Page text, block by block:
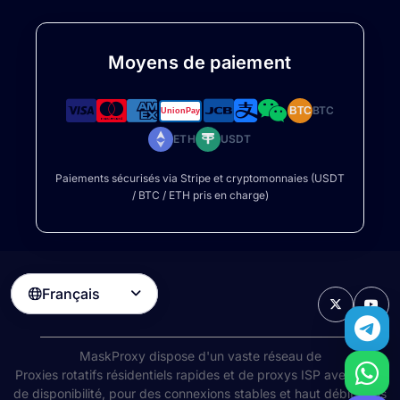
Moyens de paiement
BTCBTC
ETH USDT
Paiements sécurisés via Stripe et cryptomonnaies (USDT
/ BTC / ETH pris en charge)
Français 
MaskProxy dispose d'un vaste réseau de
Proxies rotatifs résidentiels rapides et de proxys ISP avec 99%
de disponibilité, pour des connexions stables et haut débit dans